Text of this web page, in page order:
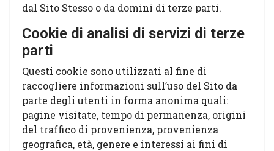
dal Sito Stesso o da domini di terze parti.
Cookie di analisi di servizi di terze
parti
Questi cookie sono utilizzati al fine di
raccogliere informazioni sull’uso del Sito da
parte degli utenti in forma anonima quali:
pagine visitate, tempo di permanenza, origini
del traffico di provenienza, provenienza
geografica, età, genere e interessi ai fini di